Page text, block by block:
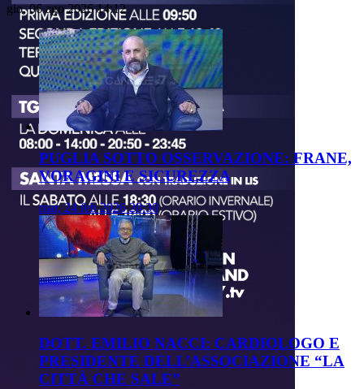
gio, 06 ago 2026 14:12
PUGLIA SOTTO OSSERVAZIONE: FRANE,
VORAGINI E SICUREZZA
mar, 24 feb 2026 20:30
DOTT. EMILIO NACCI: CARDIOLOGO E
PRESIDENTE DELL’ASSOCIAZIONE “LA
CITTÀ CHE SALE”